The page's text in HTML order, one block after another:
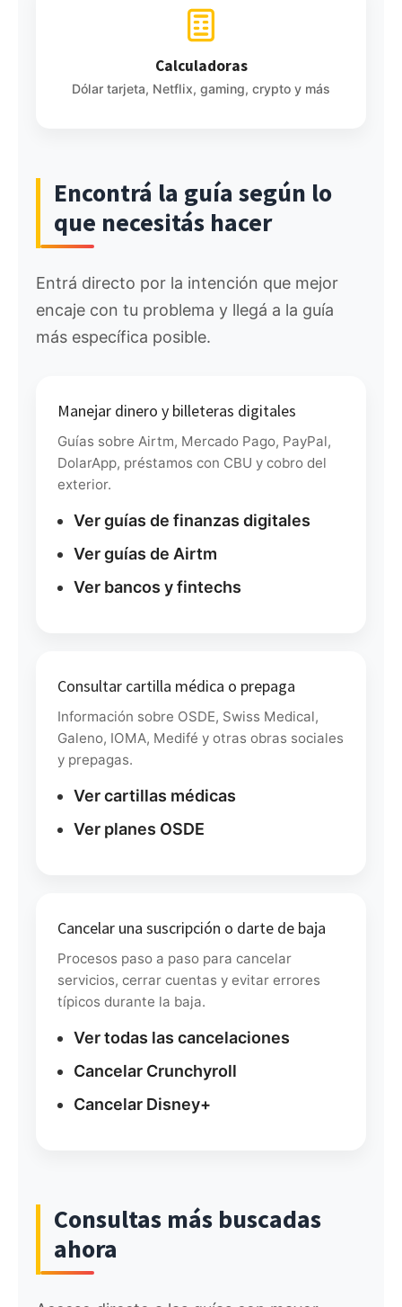
Calculadoras
Dólar tarjeta, Netflix, gaming, crypto y más
Encontrá la guía según lo
que necesitás hacer
Entrá directo por la intención que mejor
encaje con tu problema y llegá a la guía
más específica posible.
Manejar dinero y billeteras digitales
Guías sobre Airtm, Mercado Pago, PayPal,
DolarApp, préstamos con CBU y cobro del
exterior.
Ver guías de finanzas digitales
Ver guías de Airtm
Ver bancos y fintechs
Consultar cartilla médica o prepaga
Información sobre OSDE, Swiss Medical,
Galeno, IOMA, Medifé y otras obras sociales
y prepagas.
Ver cartillas médicas
Ver planes OSDE
Cancelar una suscripción o darte de baja
Procesos paso a paso para cancelar
servicios, cerrar cuentas y evitar errores
típicos durante la baja.
Ver todas las cancelaciones
Cancelar Crunchyroll
Cancelar Disney+
Consultas más buscadas
ahora